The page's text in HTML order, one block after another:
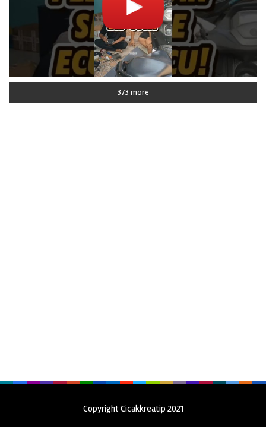
373 more
Copyright Cicakkreatip 2021